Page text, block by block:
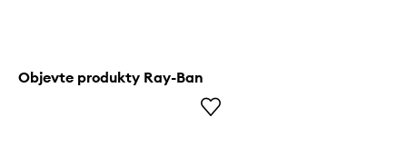
Objevte produkty Ray-Ban